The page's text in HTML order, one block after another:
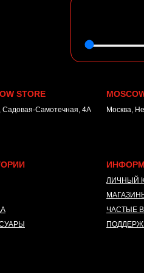
STORE
Садовая-Самотечная, 4А Москва,
ЛИЧНЫЙ
ЧАСТЫЕ